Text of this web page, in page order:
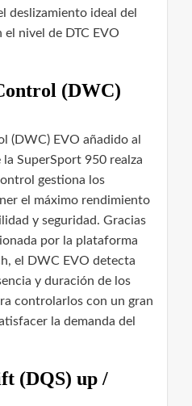
deslizamiento ideal del
nivel de DTC EVO
(DWC)
(DWC) EVO añadido al
SuperSport 950 realza
gestiona los
el máximo rendimiento
y seguridad. Gracias
por la plataforma
el DWC EVO detecta
y duración de los
controlarlos con un gran
la demanda del
(DQS) up /